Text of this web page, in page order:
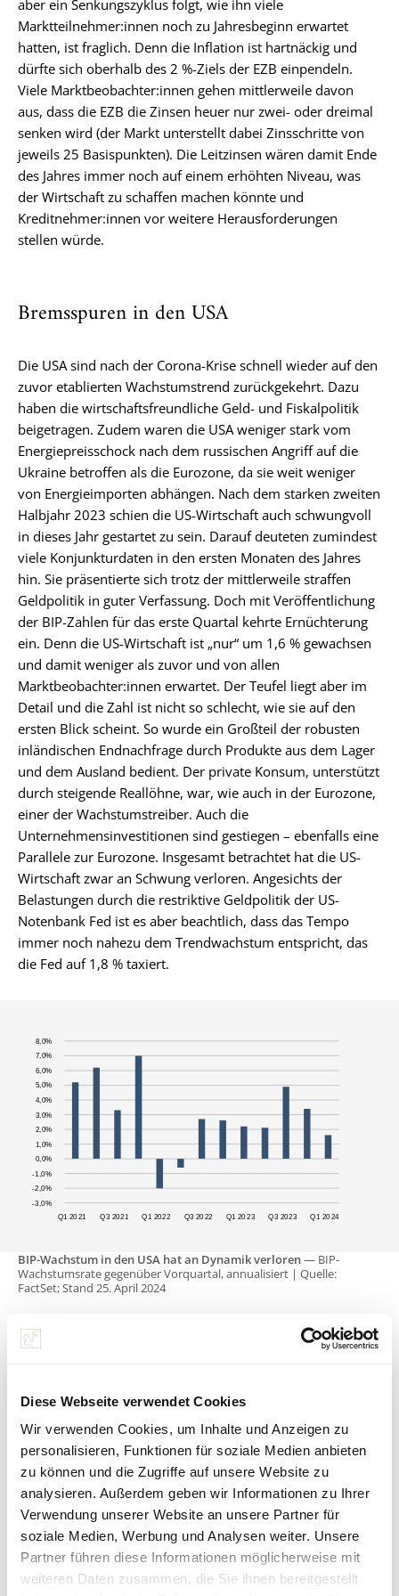
Diese Webseite verwendet Cookies
Wir verwenden Cookies, um Inhalte und Anzeigen zu
personalisieren, Funktionen für soziale Medien anbieten
zu können und die Zugriffe auf unsere Website zu
analysieren. Außerdem geben wir Informationen zu Ihrer
Verwendung unserer Website an unsere Partner für
soziale Medien, Werbung und Analysen weiter. Unsere
Partner führen diese Informationen möglicherweise mit
weiteren Daten zusammen, die Sie ihnen bereitgestellt
aber ein Senkungszyklus folgt, wie ihn viele
Marktteilnehmer:innen noch zu Jahresbeginn erwartet
hatten, ist fraglich. Denn die Inflation ist hartnäckig und
dürfte sich oberhalb des 2 %-Ziels der EZB einpendeln.
Viele Marktbeobachter:innen gehen mittlerweile davon
aus, dass die EZB die Zinsen heuer nur zwei- oder dreimal
senken wird (der Markt unterstellt dabei Zinsschritte von
jeweils 25 Basispunkten). Die Leitzinsen wären damit Ende
des Jahres immer noch auf einem erhöhten Niveau, was
der Wirtschaft zu schaffen machen könnte und
Kreditnehmer:innen vor weitere Herausforderungen
stellen würde.
Bremsspuren in den USA
Die USA sind nach der Corona-Krise schnell wieder auf den
zuvor etablierten Wachstumstrend zurückgekehrt. Dazu
haben die wirtschaftsfreundliche Geld- und Fiskalpolitik
beigetragen. Zudem waren die USA weniger stark vom
Energiepreisschock nach dem russischen Angriff auf die
Ukraine betroffen als die Eurozone, da sie weit weniger
von Energieimporten abhängen. Nach dem starken zweiten
Halbjahr 2023 schien die US-Wirtschaft auch schwungvoll
in dieses Jahr gestartet zu sein. Darauf deuteten zumindest
viele Konjunkturdaten in den ersten Monaten des Jahres
hin. Sie präsentierte sich trotz der mittlerweile straffen
Geldpolitik in guter Verfassung. Doch mit Veröffentlichung
der BIP-Zahlen für das erste Quartal kehrte Ernüchterung
ein. Denn die US-Wirtschaft ist „nur“ um 1,6 % gewachsen
und damit weniger als zuvor und von allen
Marktbeobachter:innen erwartet. Der Teufel liegt aber im
Detail und die Zahl ist nicht so schlecht, wie sie auf den
ersten Blick scheint. So wurde ein Großteil der robusten
inländischen Endnachfrage durch Produkte aus dem Lager
und dem Ausland bedient. Der private Konsum, unterstützt
durch steigende Reallöhne, war, wie auch in der Eurozone,
einer der Wachstumstreiber. Auch die
Unternehmensinvestitionen sind gestiegen – ebenfalls eine
Parallele zur Eurozone. Insgesamt betrachtet hat die US-
Wirtschaft zwar an Schwung verloren. Angesichts der
Belastungen durch die restriktive Geldpolitik der US-
Notenbank Fed ist es aber beachtlich, dass das Tempo
immer noch nahezu dem Trendwachstum entspricht, das
die Fed auf 1,8 % taxiert.
BIP-Wachstum in den USA hat an Dynamik verloren— BIP-
Wachstumsrate gegenüber Vorquartal, annualisiert | Quelle:
FactSet; Stand 25. April 2024
abnehmende Wachstumsdynamik im zweiten Quartal
hindeuten. So ist im April sowohl der
Einkaufsmanagerindex für das verarbeitende Gewerbe als
auch der für Dienstleistungen unter die
Expansionsschwelle von 50 gerutscht. Das heißt, die
Stimmung in den US-Unternehmen hat sich eingetrübt.
Daneben hat der US-Arbeitsmarkt im letzten Monat
enttäuscht: Das Beschäftigungswachstum hat sich
abgeschwächt und die Arbeitslosenquote ist leicht